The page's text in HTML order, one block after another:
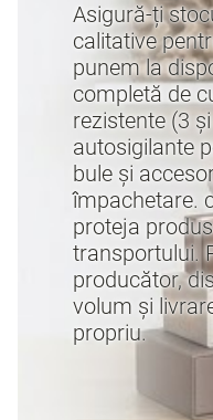
Asigură-ți
calitative
punem la
completă de
rezistente (3
autosigilante
bule și
împachetare.
proteja
transportului.
producător,
volum și
propriu.